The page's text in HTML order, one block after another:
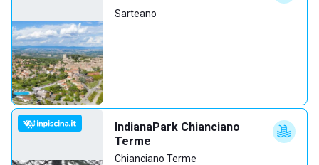
Sarteano
IndianaPark Chianciano
Terme
Chianciano Terme